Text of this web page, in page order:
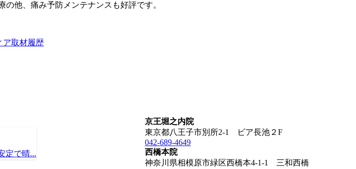
他、痛み予防メンテナンスも好評です。
ア取材履歴
定で晴...
京王堀之内院
東京都八王子市別所2-1 ビア長池２F
042-689-4649
西橋本院
神奈川県相模原市緑区西橋本4-1-1 三和西橋